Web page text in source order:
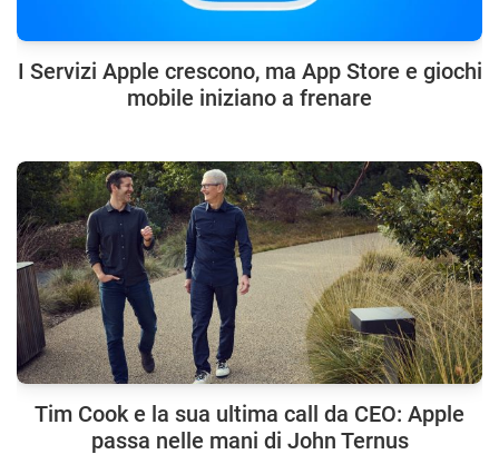
I Servizi Apple crescono, ma App Store e giochi
mobile iniziano a frenare
Tim Cook e la sua ultima call da CEO: Apple
passa nelle mani di John Ternus